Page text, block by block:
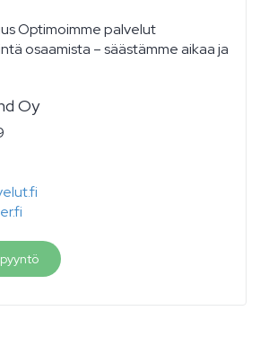
Optimoimme palvelut
osaamista – säästämme aikaa ja
Oy